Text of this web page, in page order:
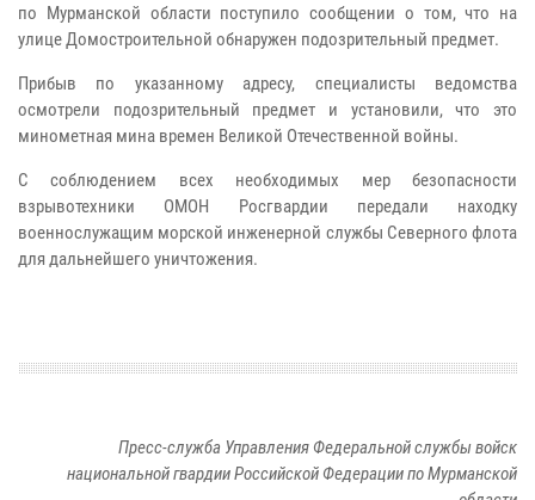
по Мурманской области поступило сообщении о том, что на
улице Домостроительной обнаружен подозрительный предмет.
Прибыв по указанному адресу, специалисты ведомства
осмотрели подозрительный предмет и установили, что это
минометная мина времен Великой Отечественной войны.
С соблюдением всех необходимых мер безопасности
взрывотехники ОМОН Росгвардии передали находку
военнослужащим морской инженерной службы Северного флота
для дальнейшего уничтожения.
Пресс-служба Управления Федеральной службы войск
национальной гвардии Российской Федерации по Мурманской